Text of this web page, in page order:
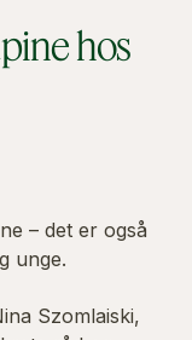
hos
– det er også
unge.
Szomlaiski,